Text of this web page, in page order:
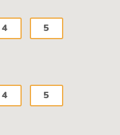
4 5
4 5